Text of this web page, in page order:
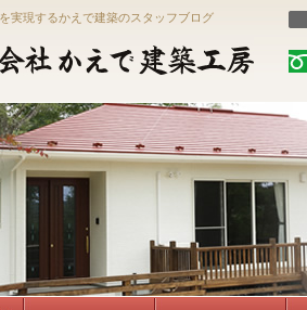
実現するかえで建築のスタッフブログ